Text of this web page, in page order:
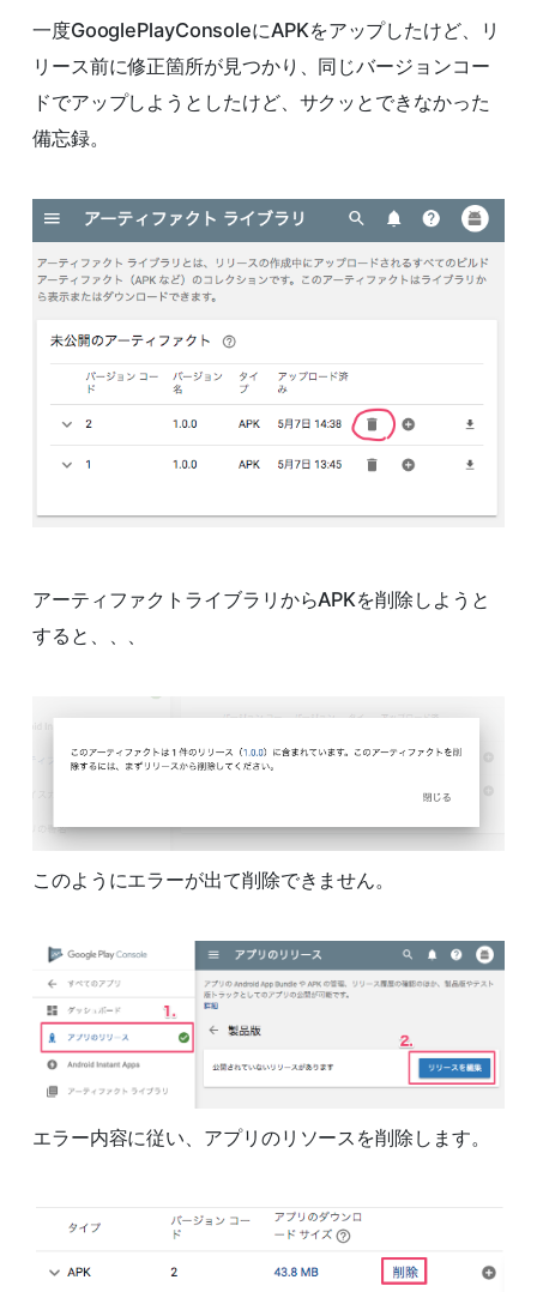
一度GooglePlayConsoleにAPKをアップしたけど、リ
リース前に修正箇所が見つかり、同じバージョンコー
ドでアップしようとしたけど、サクッとできなかった
備忘録。
アーティファクトライブラリからAPKを削除しようと
すると、、、
このようにエラーが出て削除できません。
エラー内容に従い、アプリのリソースを削除します。